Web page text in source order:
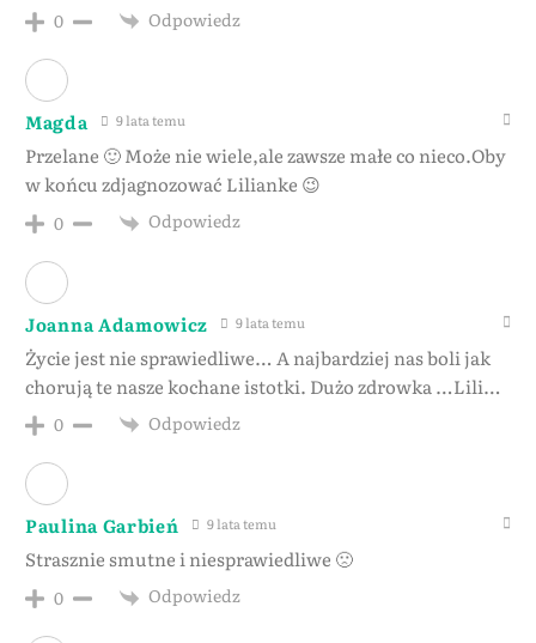
0 Odpowiedz
Magda 9 lata temu
Przelane 🙂 Może nie wiele,ale zawsze małe co nieco.Oby
w końcu zdjagnozować Lilianke 😉
0 Odpowiedz
Joanna Adamowicz 9 lata temu
Życie jest nie sprawiedliwe… A najbardziej nas boli jak
chorują te nasze kochane istotki. Dużo zdrowka …Lili…
0 Odpowiedz
Paulina Garbień 9 lata temu
Strasznie smutne i niesprawiedliwe 🙁
0 Odpowiedz